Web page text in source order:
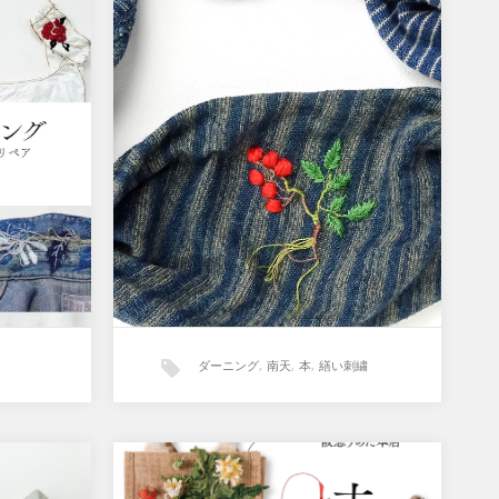
出
お知
図
ペア
インディゴ染めのスヌードは虫食いの
穴があり、「難を転ずる」赤い実の南
天をダーニング。 「植物刺繍とダー
ニング」…
ダーニング, 南天, 本, 繕い刺繍